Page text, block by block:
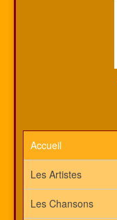
Accueil
Les Artistes
Les Chansons